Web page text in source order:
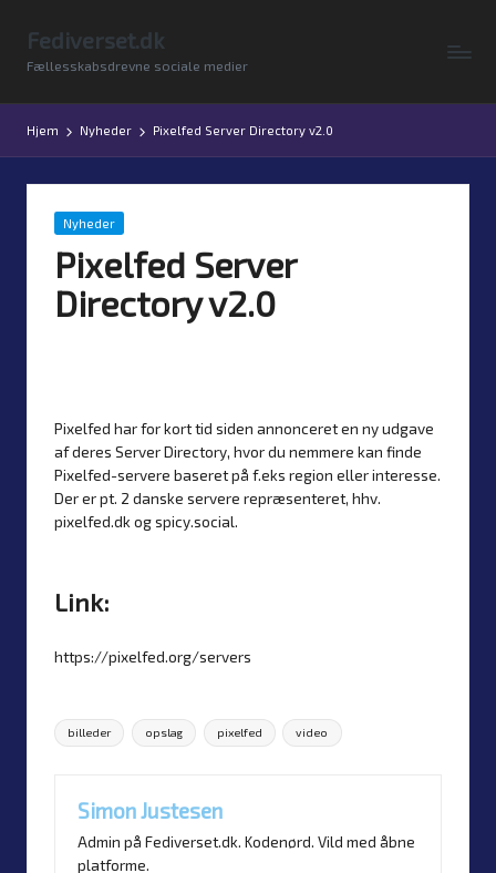
Fediverset.dk
Fællesskabsdrevne sociale medier
Hjem Nyheder Pixelfed Server Directory v2.0
Posted
in
Nyheder
Pixelfed Server
Directory v2.0
Pixelfed har for kort tid siden annonceret en ny udgave
af deres Server Directory, hvor du nemmere kan finde
Pixelfed-servere baseret på f.eks region eller interesse.
Der er pt. 2 danske servere repræsenteret, hhv.
pixelfed.dk ogspicy.social.
Link:
https://pixelfed.org/servers
Tags:
billeder opslag pixelfed video
Simon Justesen
Admin på Fediverset.dk. Kodenørd. Vild med åbne
platforme.